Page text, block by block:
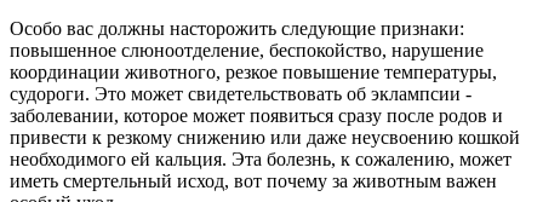
Особо вас должны насторожить следующие признаки:
повышенное слюноотделение, беспокойство, нарушение
координации животного, резкое повышение температуры,
судороги. Это может свидетельствовать об эклампсии -
заболевании, которое может появиться сразу после родов и
привести к резкому снижению или даже неусвоению кошкой
необходимого ей кальция. Эта болезнь, к сожалению, может
иметь смертельный исход, вот почему за животным важен